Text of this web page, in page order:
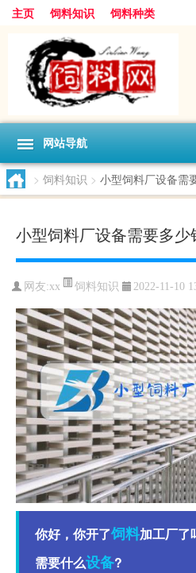
主页 饲料知识 饲料种类
网站导航
> 饲料知识 > 小型饲料厂设备需
小型饲料厂设备需要多少
网友:xx 饲料知识 2022-11-10
你好，你开了饲料加工厂了
需要什么设备?